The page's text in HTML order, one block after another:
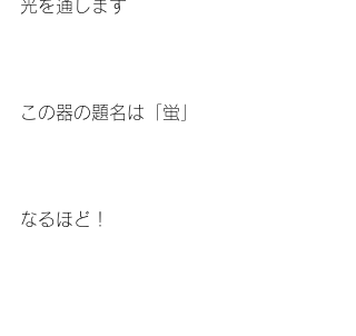
光を通します
この器の題名は「蛍」
なるほど！